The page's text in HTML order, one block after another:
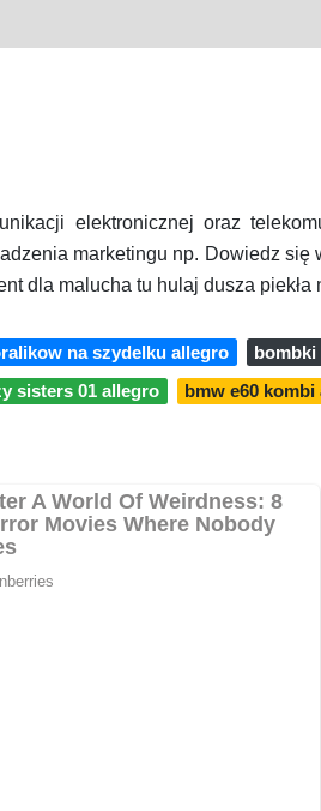
elektronicznej oraz
marketingu np. Dowiedz
dla malucha tu hulaj dusza piekła
na szydelku allegro
sisters 01 allegro bmw e60 kombi